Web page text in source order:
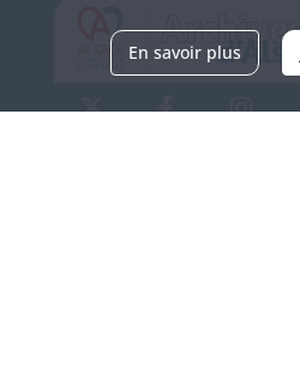
En savoir plus